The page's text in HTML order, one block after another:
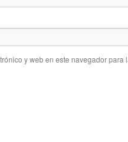
y web en este navegador para